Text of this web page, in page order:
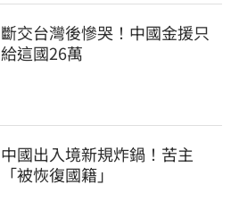
斷交台灣後慘哭！中國金援只
給這國26萬
中國出入境新規炸鍋！苦主
「被恢復國籍」